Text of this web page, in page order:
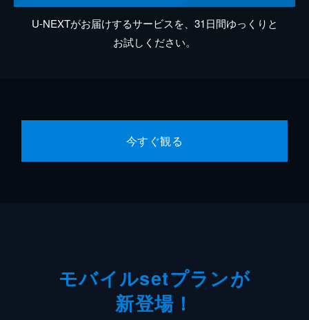
U-NEXTがお届けするサービスを、31日間ゆっくりと
お試しください。
今すぐ観る
モバイルsetプランが
新登場！